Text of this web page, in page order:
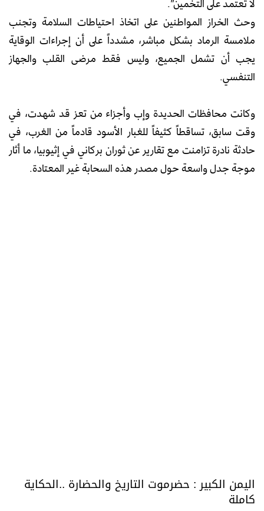
وحث الخراز المواطنين على اتخاذ احتياطات السلامة وتجنب
ملامسة الرماد بشكل مباشر، مشدداً على أن إجراءات الوقاية
يجب أن تشمل الجميع، وليس فقط مرضى القلب والجهاز
التنفسي.
وكانت محافظات الحديدة وإب وأجزاء من تعز قد شهدت، في
وقت سابق، تساقطاً كثيفاً للغبار الأسود قادماً من الغرب، في
حادثة نادرة تزامنت مع تقارير عن ثوران بركاني في إثيوبيا، ما أثار
موجة جدل واسعة حول مصدر هذه السحابة غير المعتادة.
اليمن الكبير : حضرموت التاريخ والحضارة ..الحكاية
كاملة